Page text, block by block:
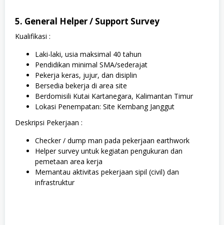
5. General Helper / Support Survey
Kualifikasi :
Laki-laki, usia maksimal 40 tahun
Pendidikan minimal SMA/sederajat
Pekerja keras, jujur, dan disiplin
Bersedia bekerja di area site
Berdomisili Kutai Kartanegara, Kalimantan Timur
Lokasi Penempatan: Site Kembang Janggut
Deskripsi Pekerjaan :
Checker / dump man pada pekerjaan earthwork
Helper survey untuk kegiatan pengukuran dan
pemetaan area kerja
Memantau aktivitas pekerjaan sipil (civil) dan
infrastruktur